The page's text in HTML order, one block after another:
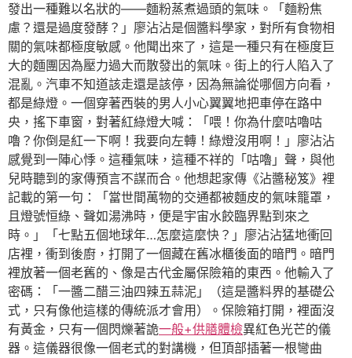
發出一種難以名狀的——麵粉蒸煮過頭的氣味。「麵粉焦
慮？還是過度發酵？」廖沾沾是個醬料學家，對所有食物相
關的氣味都極度敏感。他聞出來了，這是一種只有在極度巨
大的麵團因為壓力過大而散發出的氣味。街上的行人陷入了
混亂。汽車不知道該走還是該停，因為無論從哪個方向看，
都是綠燈。一個穿著西裝的男人小心翼翼地把車停在路中
央，搖下車窗，對著紅綠燈大喊：「喂！你為什麼咕嚕咕
嚕？你倒是紅一下啊！我要向左轉！綠燈沒用啊！」廖沾沾
感覺到一陣心悸。這種氣味，這種不祥的「咕嚕」聲，與他
兒時聽到的家傳預言不謀而合。他想起家傳《沾醬秘笈》裡
記載的第一句：「當世間萬物的交通都被麵皮的氣味籠罩，
且燈號恒綠、聲如湯沸時，便是宇宙水餃臨界點到來之
時。」「七點五個地球年…怎麼這麼快？」廖沾沾猛地衝回
店裡，衝到後廚，打開了一個藏在舊冰櫃後面的暗門。暗門
裡放著一個老舊的、像是古代金屬保險箱的東西。他輸入了
密碼：「一醬二醋三油四辣五蒜泥」（這是醬料界的基礎公
式，只有像他這樣的傳統派才會用）。保險箱打開，裡面沒
有黃金，只有一個閃爍著詭一般+供膳體檢異紅色光芒的儀
器。這儀器很像一個老式的對講機，但頂部插著一根彎曲